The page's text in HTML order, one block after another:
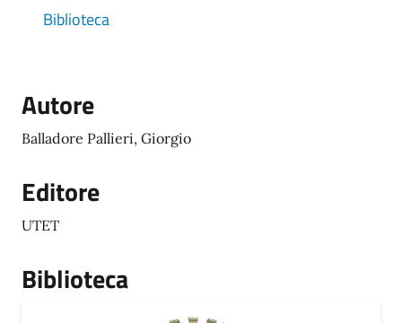
Biblioteca
Autore
Balladore Pallieri, Giorgio
Editore
UTET
Biblioteca